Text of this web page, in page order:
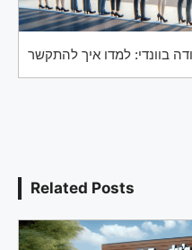
בוונדי: למדו איך להתקשר
Related Posts